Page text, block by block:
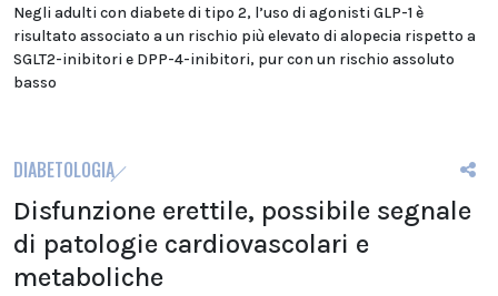
Negli adulti con diabete di tipo 2, l’uso di agonisti GLP-1 è
risultato associato a un rischio più elevato di alopecia rispetto a
SGLT2-inibitori e DPP-4-inibitori, pur con un rischio assoluto
basso
DIABETOLOGIA
Disfunzione erettile, possibile segnale
di patologie cardiovascolari e
metaboliche